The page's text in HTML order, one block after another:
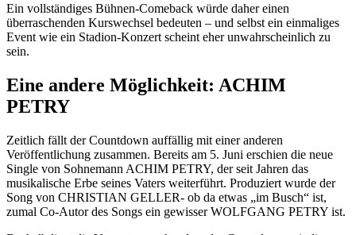
Ein vollständiges Bühnen-Comeback würde daher einen
überraschenden Kurswechsel bedeuten – und selbst ein einmaliges
Event wie ein Stadion-Konzert scheint eher unwahrscheinlich zu
sein.
Eine andere Möglichkeit: ACHIM
PETRY
Zeitlich fällt der Countdown auffällig mit einer anderen
Veröffentlichung zusammen. Bereits am 5. Juni erschien die neue
Single von Sohnemann ACHIM PETRY, der seit Jahren das
musikalische Erbe seines Vaters weiterführt. Produziert wurde der
Song von CHRISTIAN GELLER- ob da etwas „im Busch“ ist,
zumal Co-Autor des Songs ein gewisser WOLFGANG PETRY ist.